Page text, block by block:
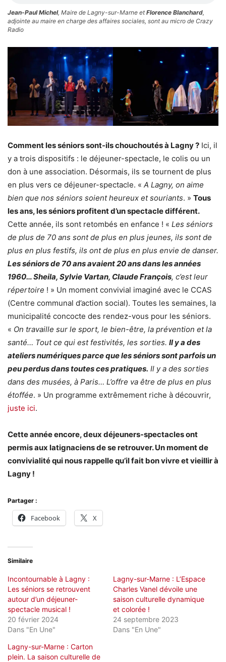
Jean-Paul Michel, Maire de Lagny-sur-Marne etFlorence Blanchard,
adjointe au maire en charge des affaires sociales, sont au micro de Crazy
Radio
Comment les séniors sont-ils chouchoutés à Lagny ? Ici, il
y a trois dispositifs : le déjeuner-spectacle, le colis ou un
don à une association. Désormais, ils se tournent de plus
en plus vers ce déjeuner-spectacle. « A Lagny, on aime
bien que nos séniors soient heureux et souriants. » Tous
les ans, les séniors profitent d’un spectacle différent.
Cette année, ils sont retombés en enfance ! « Les séniors
de plus de 70 ans sont de plus en plus jeunes, ils sont de
plus en plus festifs, ils ont de plus en plus envie de danser.
Les séniors de 70 ans avaient 20 ans dans les années
1960… Sheila, Sylvie Vartan, Claude François, c’est leur
répertoire ! » Un moment convivial imaginé avec le CCAS
(Centre communal d’action social). Toutes les semaines, la
municipalité concocte des rendez-vous pour les séniors.
« On travaille sur le sport, le bien-être, la prévention et la
santé… Tout ce qui est festivités, les sorties. Il y a des
ateliers numériques parce que les séniors sont parfois un
peu perdus dans toutes ces pratiques. Il y a des sorties
dans des musées, à Paris… L’offre va être de plus en plus
étoffée. » Un programme extrêmement riche à découvrir,
juste ici.
Cette année encore, deux déjeuners-spectacles ont
permis aux latignaciens de se retrouver. Un moment de
convivialité qui nous rappelle qu’il fait bon vivre et vieillir à
Lagny !
Partager :
Facebook X
Similaire
Incontournable à Lagny :
Les séniors se retrouvent
autour d’un déjeuner-
spectacle musical !
20 février 2024
Dans "En Une"
Lagny-sur-Marne : L’Espace
Charles Vanel dévoile une
saison culturelle dynamique
et colorée !
24 septembre 2023
Dans "En Une"
Lagny-sur-Marne : Carton
plein. La saison culturelle de